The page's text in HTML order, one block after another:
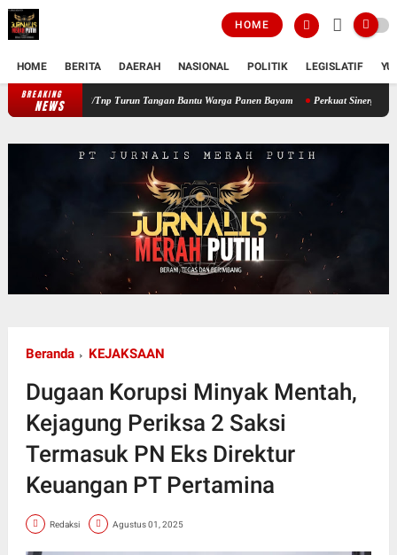
HOME
HOME BERITA DAERAH NASIONAL POLITIK LEGISLATIF
BREAKING
NEWS Perkuat Ketahanan Pangan Wilayah, Babinsa Koramil 12/Tnp Turun
Beranda KEJAKSAAN
Dugaan Korupsi Minyak Mentah,
Kejagung Periksa 2 Saksi
Termasuk PN Eks Direktur
Keuangan PT Pertamina
Redaksi Agustus 01, 2025